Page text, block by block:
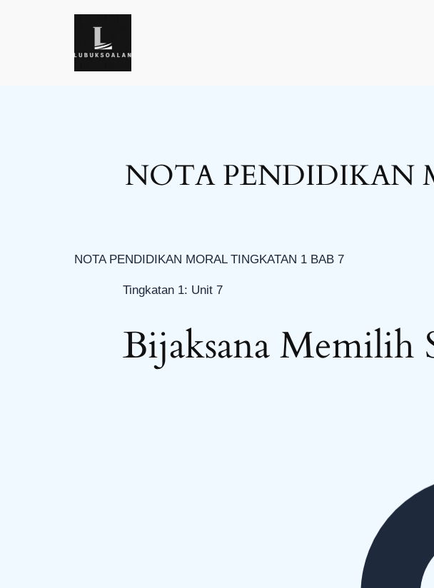
NOTA PENDIDIKAN
NOTA PENDIDIKAN MORAL TINGKATAN 1 BAB 7
Tingkatan 1: Unit 7
BijaksanaMemilih